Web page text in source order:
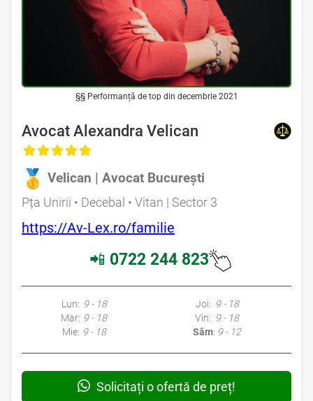
§§ Performanță de top din decembrie 2021
Avocat Alexandra Velican
Velican | Avocat București
Pța Unirii • Decebal • Vitan | Sector 3
https://Av-Lex.ro/familie
📲 0722 244 823
Lun: 9 - 18
Mar: 9 - 18
Mie: 9 - 18
Joi: 9 - 18
Vin: 9 - 18
Sâm: 9 - 12
Solicitați o ofertă de preț!